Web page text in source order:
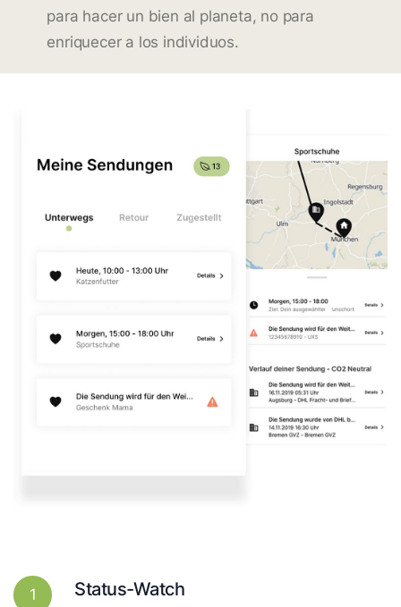
para hacer un bien al planeta, no para
enriquecer a los individuos.
1 Status-Watch